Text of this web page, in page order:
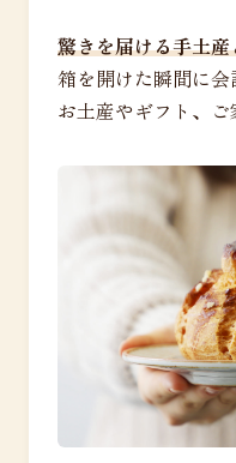
驚きを届ける手土産
箱を開けた瞬間に会
お土産やギフト、ご